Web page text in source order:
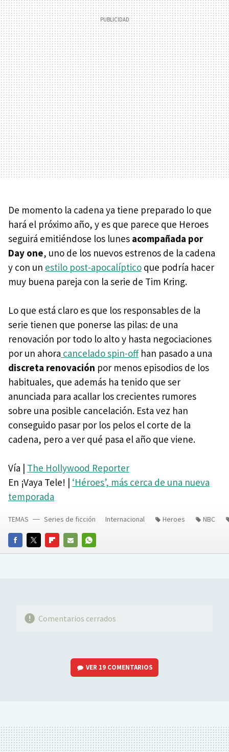
De momento la cadena ya tiene preparado lo que
hará el próximo año, y es que parece que Heroes
seguirá emitiéndose los lunes acompañada por
Day one, uno de los nuevos estrenos de la cadena
y con un estilo post-apocalíptico que podría hacer
muy buena pareja con la serie de Tim Kring.
Lo que está claro es que los responsables de la
serie tienen que ponerse las pilas: de una
renovación por todo lo alto y hasta negociaciones
por un ahora cancelado spin-offhan pasado a una
discreta renovación por menos episodios de los
habituales, que además ha tenido que ser
anunciada para acallar los crecientes rumores
sobre una posible cancelación. Esta vez han
conseguido pasar por los pelos el corte de la
cadena, pero a ver qué pasa el año que viene.
Vía | The Hollywood Reporter
En ¡Vaya Tele! | ‘Héroes’, más cerca de una nueva
temporada
FACEBOOKTWITTERFLIPBOARD
E-
WHATSAPP
TEMAS Series de ficción Internacional Heroes NBC
Comentarios cerrados
VER 19 COMENTARIOS